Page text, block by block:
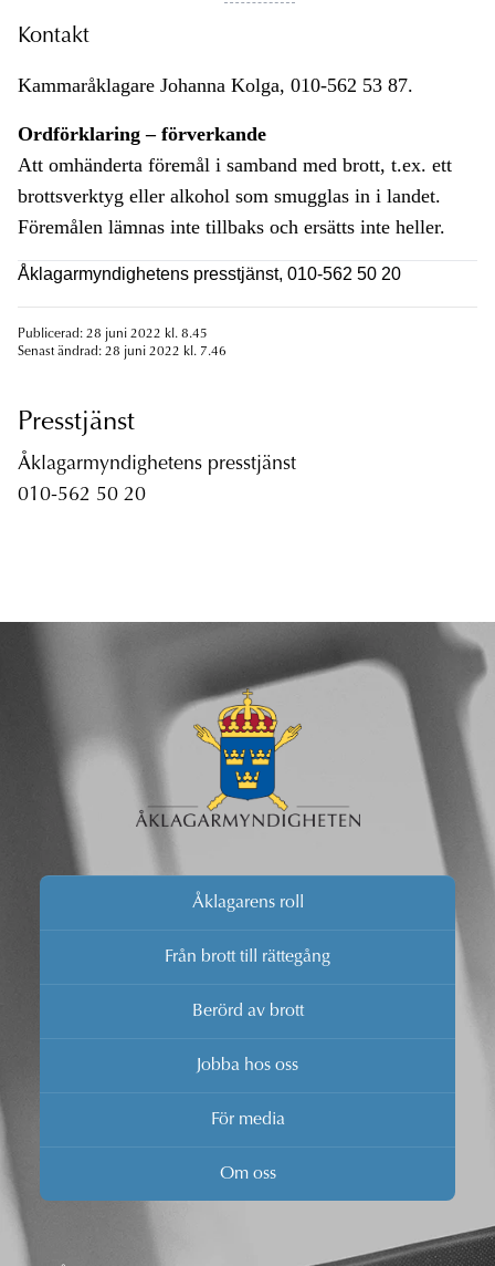
Kontakt
Kammaråklagare Johanna Kolga, 010-562 53 87.
Ordförklaring – förverkande
Att omhänderta föremål i samband med brott, t.ex. ett
brottsverktyg eller alkohol som smugglas in i landet.
Föremålen lämnas inte tillbaks och ersätts inte heller.
Åklagarmyndighetens presstjänst, 010-562 50 20
Publicerad: 28 juni 2022 kl. 8.45
Senast ändrad: 28 juni 2022 kl. 7.46
Presstjänst
Åklagarmyndighetens presstjänst
010-562 50 20
Åklagarens roll
Från brott till rättegång
Berörd av brott
Jobba hos oss
För media
Om oss